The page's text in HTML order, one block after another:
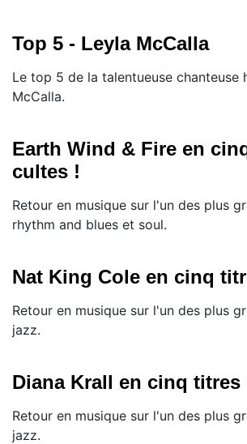
Top 5 - Leyla McCalla
Le top 5 de la talentueuse chanteuse
McCalla.
Earth Wind & Fire en
cultes !
Retour en musique sur l'un des plus
rhythm and blues et soul.
Nat King Cole en cinq
Retour en musique sur l'un des plus
jazz.
Diana Krall en cinq titres
Retour en musique sur l'un des plus
jazz.